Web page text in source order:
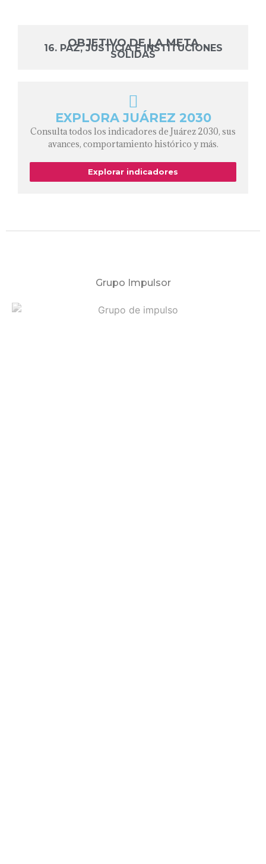
OBJETIVO DE LA META
16. PAZ, JUSTICIA E INSTITUCIONES
SÓLIDAS
EXPLORA JUÁREZ 2030
Consulta todos los indicadores de Juárez 2030, sus
avances, comportamiento histórico y más.
Explorar indicadores
Grupo Impulsor